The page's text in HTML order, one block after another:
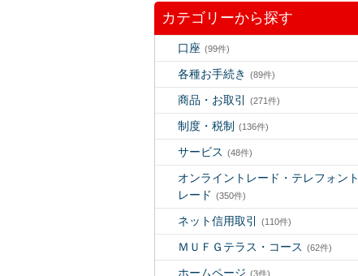
カテゴリーから探す
口座 (99件)
各種お手続き (89件)
商品・お取引 (271件)
制度・税制 (136件)
サービス (48件)
オンライントレード・テレフォント
レード (350件)
ネット信用取引 (110件)
ＭＵＦＧテラス・コース (62件)
ホームページ (3件)